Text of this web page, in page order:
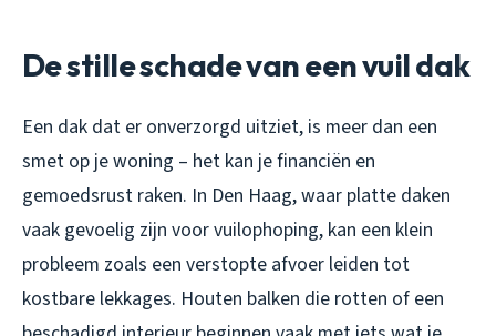
De stille schade van een vuil dak
Een dak dat er onverzorgd uitziet, is meer dan een
smet op je woning – het kan je financiën en
gemoedsrust raken. In Den Haag, waar platte daken
vaak gevoelig zijn voor vuilophoping, kan een klein
probleem zoals een verstopte afvoer leiden tot
kostbare lekkages. Houten balken die rotten of een